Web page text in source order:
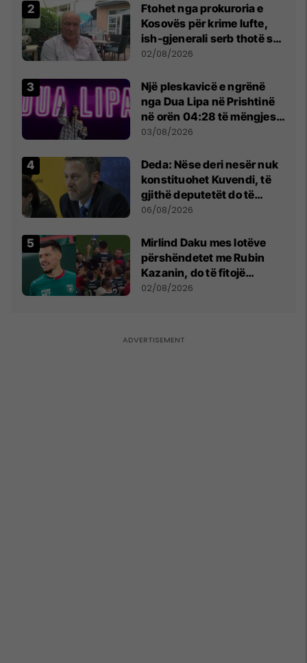
Ftohet nga prokuroria e
Kosovës për krime lufte,
ish-gjenerali serb thotë se
dikush e tradhtoi në
02/08/2026
Një pleskavicë e ngrënë
nga Dua Lipa në Prishtinë
në orën 04:28 të mëngjesit
- dhe bota digjitale serbe
03/08/2026
Deda: Nëse deri nesër nuk
konstituohet Kuvendi, të
gjithë deputetët do të
bëjnë shkelje të rëndë
06/08/2026
Mirlind Daku mes lotëve
përshëndetet me Rubin
Kazanin, do të fitojë
miliona te Spartak Moska
02/08/2026